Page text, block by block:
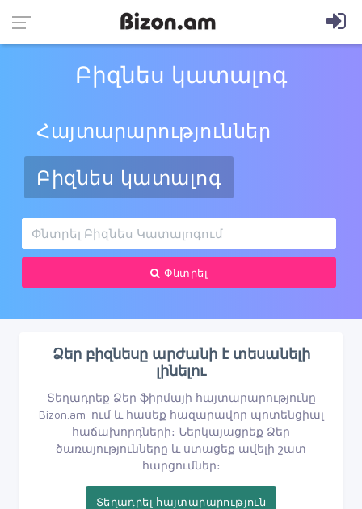
Բիզնես կատալոգ
Հայտարարություններ
Բիզնես կատալոգ
Փնտրել
Ձեր բիզնեսը արժանի է տեսանելի
լինելու
Տեղադրեք Ձեր ֆիրմայի հայտարարությունը
Bizon.am-ում և հասեք հազարավոր պոտենցիալ
հաճախորդների։ Ներկայացրեք Ձեր
ծառայությունները և ստացեք ավելի շատ
հարցումներ։
Տեղադրել հայտարարություն